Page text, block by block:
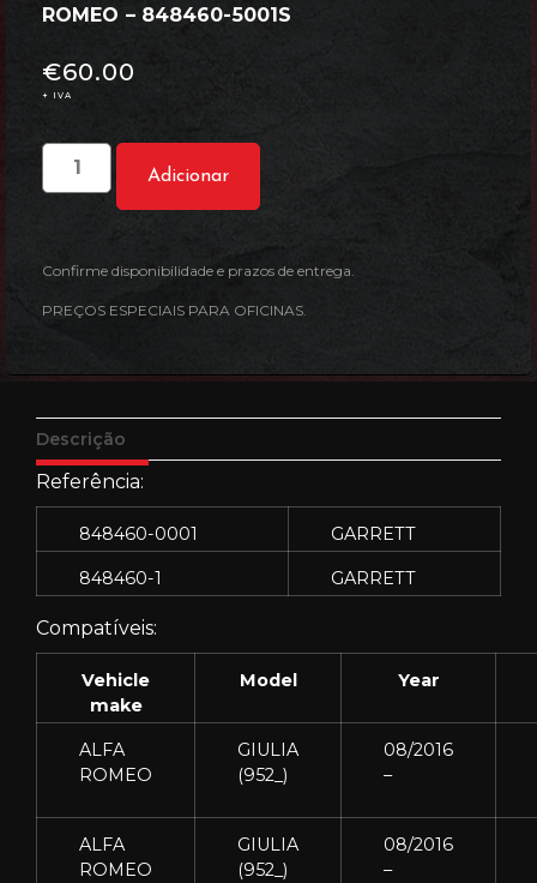
ROMEO – 848460-5001S
€60.00
+ IVA
Adicionar
Confirme disponibilidade e prazos de entrega.
PREÇOS ESPECIAIS PARA OFICINAS.
Descrição
Referência:
848460-0001 GARRETT
848460-1 GARRETT
Compatíveis:
Vehicle
make
Model Year
ALFA
ROMEO
GIULIA
(952_)
08/2016
–
ALFA
ROMEO
GIULIA
(952_)
08/2016
–